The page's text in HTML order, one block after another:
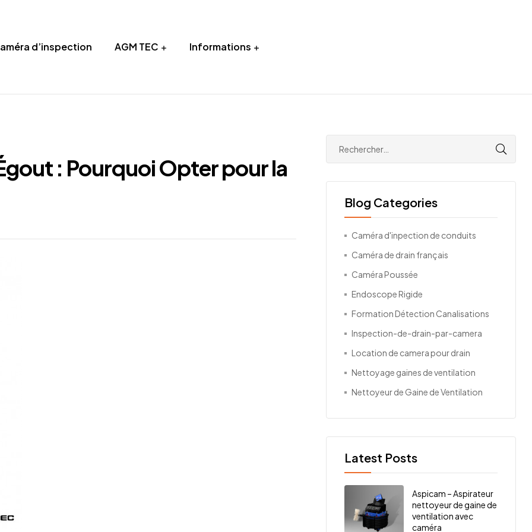
d’inspection AGM TEC Informations
: Pourquoi Opter pour la
Blog Categories
Caméra d'inpection de conduits
Caméra de drain français
Caméra Poussée
Endoscope Rigide
Formation Détection Canalisations
Inspection-de-drain-par-camera
Location de camera pour drain
Nettoyage gaines de ventilation
Nettoyeur de Gaine de Ventilation
Latest Posts
Aspicam – Aspirateur
nettoyeur de gaine de
ventilation avec
caméra